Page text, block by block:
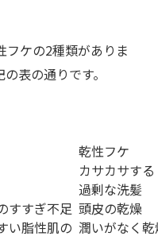
フケの2種類がありま
表の通りです。
乾性フケ
カサカサする
すすぎ不足
過剰な洗髪
頭皮の乾燥
い脂性肌の 潤いがなく